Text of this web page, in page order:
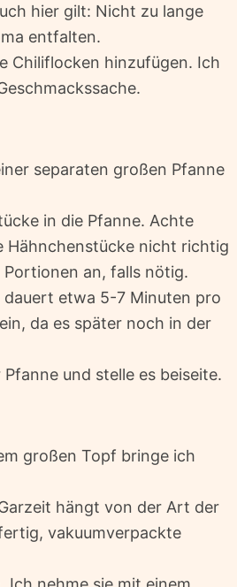
hier gilt: Nicht zu lange
entfalten.
Chiliflocken hinzufügen. Ich
separaten großen Pfanne
in die Pfanne. Achte
Hähnchenstücke nicht richtig
an, falls nötig.
dauert etwa 5-7 Minuten pro
da es später noch in der
und stelle es beiseite.
großen Topf bringe ich
hängt von der Art der
vakuumverpackte